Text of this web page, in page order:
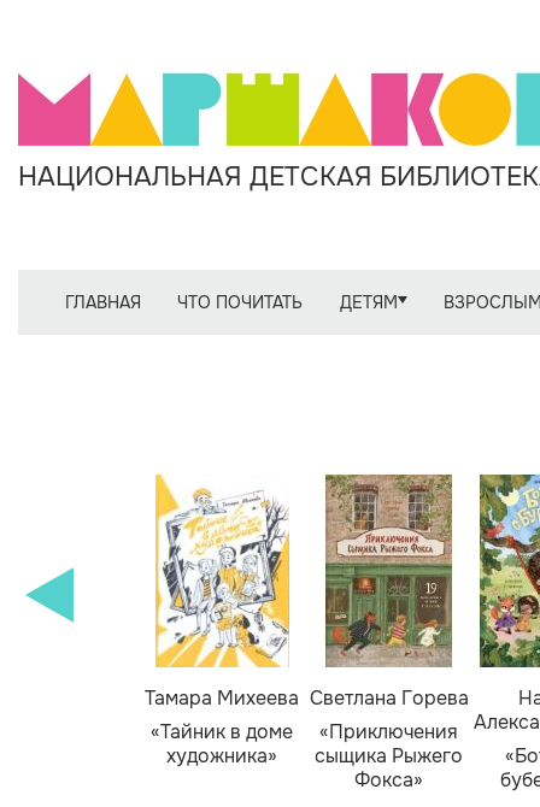
НАЦИОНАЛЬНАЯ ДЕТСКАЯ
ГЛАВНАЯ ЧТО ПОЧИТАТЬ ДЕТЯМ
Тамара Михеева
«Тайник в доме
художника»
Светлана Горева
«Приключения
сыщика Рыжего
Фокса»